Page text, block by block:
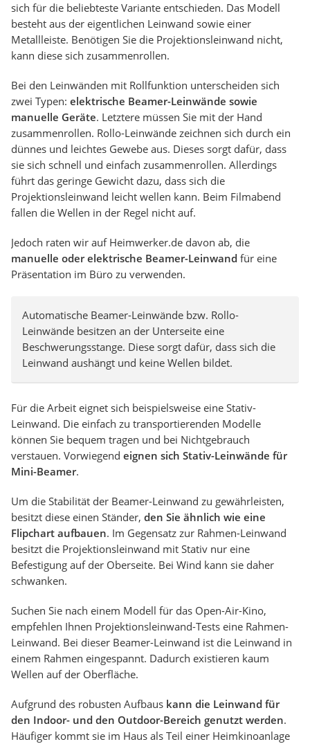
sich für die beliebteste Variante entschieden. Das Modell
besteht aus der eigentlichen Leinwand sowie einer
Metallleiste. Benötigen Sie die Projektionsleinwand nicht,
kann diese sich zusammenrollen.
Bei den Leinwänden mit Rollfunktion unterscheiden sich
zwei Typen: elektrische Beamer-Leinwände sowie
manuelle Geräte. Letztere müssen Sie mit der Hand
zusammenrollen. Rollo-Leinwände zeichnen sich durch ein
dünnes und leichtes Gewebe aus. Dieses sorgt dafür, dass
sie sich schnell und einfach zusammenrollen. Allerdings
führt das geringe Gewicht dazu, dass sich die
Projektionsleinwand leicht wellen kann. Beim Filmabend
fallen die Wellen in der Regel nicht auf.
Jedoch raten wir auf Heimwerker.de davon ab, die
manuelle oder elektrische Beamer-Leinwand für eine
Präsentation im Büro zu verwenden.
Automatische Beamer-Leinwände bzw. Rollo-
Leinwände besitzen an der Unterseite eine
Beschwerungsstange. Diese sorgt dafür, dass sich die
Leinwand aushängt und keine Wellen bildet.
Für die Arbeit eignet sich beispielsweise eine Stativ-
Leinwand. Die einfach zu transportierenden Modelle
können Sie bequem tragen und bei Nichtgebrauch
verstauen. Vorwiegend eignen sich Stativ-Leinwände für
Mini-Beamer.
Um die Stabilität der Beamer-Leinwand zu gewährleisten,
besitzt diese einen Ständer, den Sie ähnlich wie eine
Flipchart aufbauen. Im Gegensatz zur Rahmen-Leinwand
besitzt die Projektionsleinwand mit Stativ nur eine
Befestigung auf der Oberseite. Bei Wind kann sie daher
schwanken.
Suchen Sie nach einem Modell für das Open-Air-Kino,
empfehlen Ihnen Projektionsleinwand-Tests eine Rahmen-
Leinwand. Bei dieser Beamer-Leinwand ist die Leinwand in
einem Rahmen eingespannt. Dadurch existieren kaum
Wellen auf der Oberfläche.
Aufgrund des robusten Aufbaus kann die Leinwand für
den Indoor- und den Outdoor-Bereich genutzt werden.
Häufiger kommt sie im Haus als Teil einer Heimkinoanlage